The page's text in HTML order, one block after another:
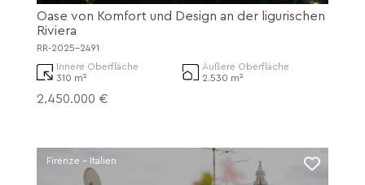
Oase von Komfort und Design an der ligurischen
Riviera
RR-2025-2491
Innere Oberfläche
310 m²
Äußere Oberfläche
2.530 m²
2.450.000 €
Firenze - Italien